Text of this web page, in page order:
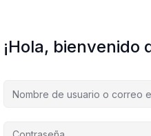
¡Hola, bienvenido